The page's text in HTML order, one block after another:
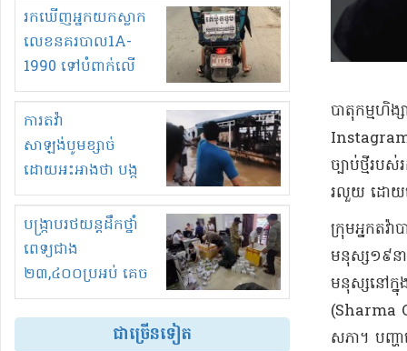
រកឃើញអ្នកយកស្លាក
លេខនគរបាល1A-
1990 ទៅបំពាក់លើ
ម៉ូតូរបស់ខ្លួន ដាកផ្លាក
រត់ឌុបហើយ
ការតវ៉ា
សាឡង់បូមខ្សាច់
ដោយអះអាងថា បង្ក
បាក់ច្រាំងទន្លេ និង
រំខានទាំងយប់ទាំងថ្ងៃ
បង្ក្រាបរថយន្តដឹកថ្នាំ
ពេទ្យជាង
២៣,៤០០ប្រអប់ គេច
ពន្ធនិងអត់ច្បាប់នាំ
ចូល!?
ជាច្រើនទៀត
បាតុកម្មហិង្
ច្បាប់ថ្មីរប
រលួយ ដោយច
ក្រុមអ្នកតវ៉
មនុស្ស១៩នា
មនុស្សនៅក្
(Sharma
សភា​។ បញ្ហ